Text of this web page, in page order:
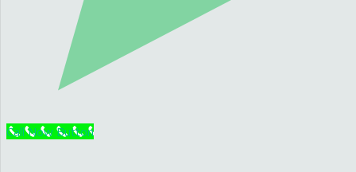
Call Now Button